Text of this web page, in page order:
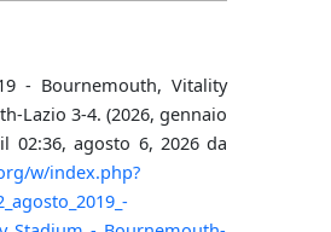
- Bournemouth, Vitality
Lazio 3-4. (2026, gennaio
02:36, agosto 6, 2026 da
w/index.php?